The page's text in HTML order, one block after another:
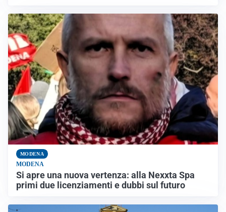
MODENA
MODENA
Si apre una nuova vertenza: alla Nexxta Spa
primi due licenziamenti e dubbi sul futuro